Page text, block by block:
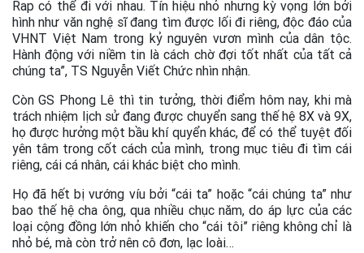
Rap có thể đi với nhau. Tín hiệu nhỏ nhưng kỳ vọng lớn bởi
hình như văn nghệ sĩ đang tìm được lối đi riêng, độc đáo của
VHNT Việt Nam trong kỷ nguyên vươn mình của dân tộc.
Hành động với niềm tin là cách chờ đợi tốt nhất của tất cả
chúng ta”, TS Nguyễn Viết Chức nhìn nhận.
Còn GS Phong Lê thì tin tưởng, thời điểm hôm nay, khi mà
trách nhiệm lịch sử đang được chuyển sang thế hệ 8X và 9X,
họ được hưởng một bầu khí quyển khác, để có thể tuyệt đối
yên tâm trong cốt cách của mình, trong mục tiêu đi tìm cái
riêng, cái cá nhân, cái khác biệt cho mình.
Họ đã hết bị vướng víu bởi “cái ta” hoặc “cái chúng ta” như
bao thế hệ cha ông, qua nhiều chục năm, do áp lực của các
loại cộng đồng lớn nhỏ khiến cho “cái tôi” riêng không chỉ là
nhỏ bé, mà còn trở nên cô đơn, lạc loài…